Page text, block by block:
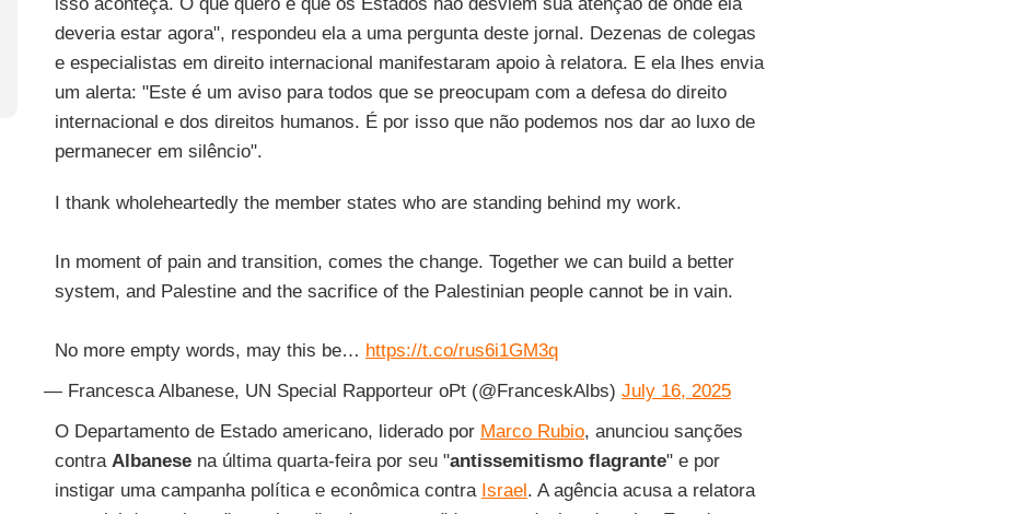
deveria estar agora", respondeu ela a uma pergunta deste jornal. Dezenas de colegas
e especialistas em direito internacional manifestaram apoio à relatora. E ela lhes envia
um alerta: "Este é um aviso para todos que se preocupam com a defesa do direito
internacional e dos direitos humanos. É por isso que não podemos nos dar ao luxo de
permanecer em silêncio".
I thank wholeheartedly the member states who are standing behind my work.
In moment of pain and transition, comes the change. Together we can build a better
system, and Palestine and the sacrifice of the Palestinian people cannot be in vain.
No more empty words, may this be… https://t.co/rus6i1GM3q
— Francesca Albanese, UN Special Rapporteur oPt (@FranceskAlbs) July 16, 2025
O Departamento de Estado americano, liderado por Marco Rubio, anunciou sanções
contra Albanesena última quarta-feira por seu "antissemitismo flagrante" e por
instigar uma campanha política e econômica contra Israel. A agência acusa a relatora